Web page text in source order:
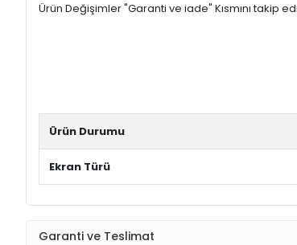
Ürün Değişimler "Garanti ve iade" Kısmını takip
Ürün Durumu
Ekran Türü
Garanti ve Teslimat